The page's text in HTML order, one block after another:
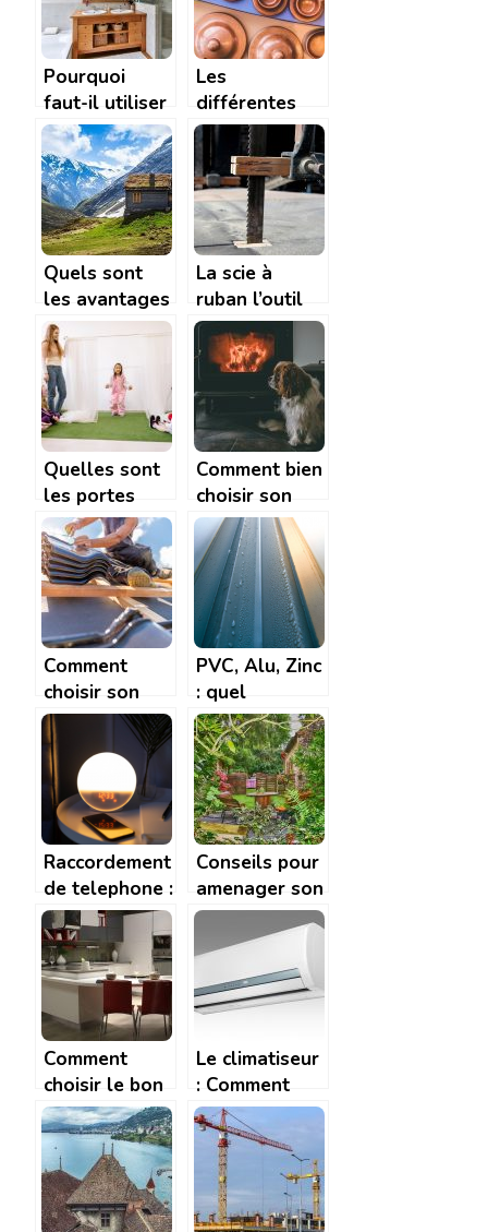
Pourquoi
faut-il utiliser
le bois pour
construire une
salle de bain?
Les
différentes
étapes pour
organiser une
exposition
artisanale
Quels sont
les avantages
et
inconvénients
d’une maison
en bois ?
La scie à
ruban l’outil
indispensable
pour travailler
le bois
Quelles sont
les portes
idéales pour
aménager
votre crèche?
Comment bien
choisir son
poêle à
granulé?
Comment
choisir son
couvreur et
que faut-il lui
demander ?
PVC, Alu, Zinc
: quel
materiau pour
les gouttieres
? | Tendance
Travaux
Raccordement
de telephone :
comment faire
? A quel prix ?
Conseils pour
amenager son
jardin
Comment
choisir le bon
dossier pour
votre cuisine
Le climatiseur
: Comment
trouver le bon
modele ?